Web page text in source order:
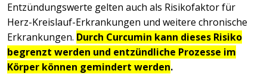
Entzündungswerte gelten auch als Risikofaktor für
Herz-Kreislauf-Erkrankungen und weitere chronische
Erkrankungen. Durch Curcumin kann dieses Risiko
begrenzt werden und entzündliche Prozesse im
Körper können gemindert werden.